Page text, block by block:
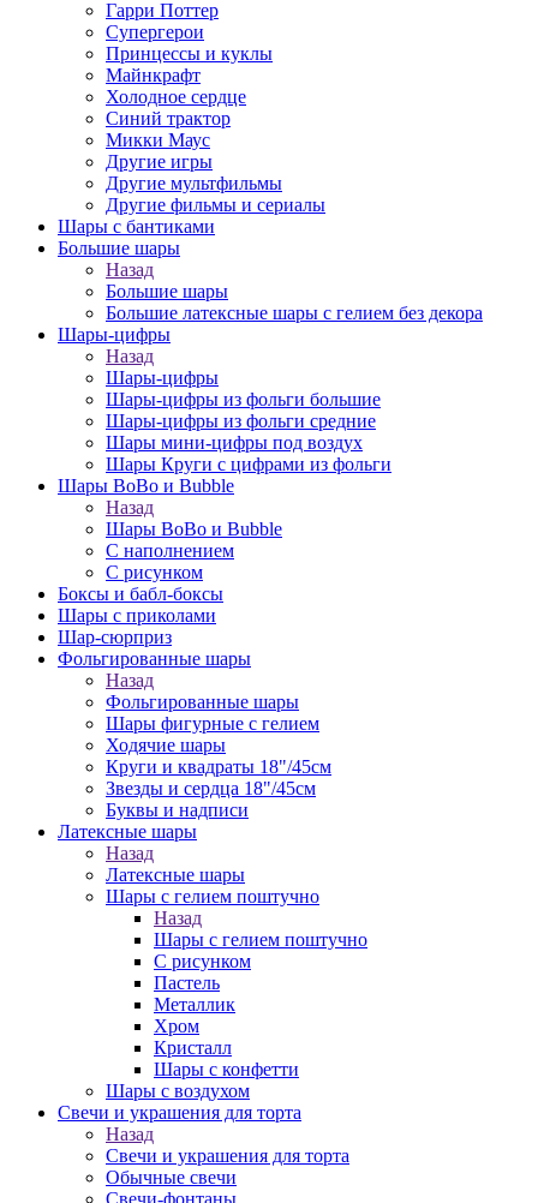
Гарри Поттер
Супергерои
Принцессы и куклы
Майнкрафт
Холодное сердце
Синий трактор
Микки Маус
Другие игры
Другие мультфильмы
Другие фильмы и сериалы
Шары с бантиками
Большие шары
Назад
Большие шары
Большие латексные шары с гелием без декора
Шары-цифры
Назад
Шары-цифры
Шары-цифры из фольги большие
Шары-цифры из фольги средние
Шары мини-цифры под воздух
Шары Круги с цифрами из фольги
Шары BoBo и Bubble
Назад
Шары BoBo и Bubble
С наполнением
С рисунком
Боксы и бабл-боксы
Шары с приколами
Шар-сюрприз
Фольгированные шары
Назад
Фольгированные шары
Шары фигурные с гелием
Ходячие шары
Круги и квадраты 18"/45см
Звезды и сердца 18"/45см
Буквы и надписи
Латексные шары
Назад
Латексные шары
Шары с гелием поштучно
Назад
Шары с гелием поштучно
С рисунком
Пастель
Металлик
Хром
Кристалл
Шары с конфетти
Шары с воздухом
Свечи и украшения для торта
Назад
Свечи и украшения для торта
Обычные свечи
Свечи-фонтаны